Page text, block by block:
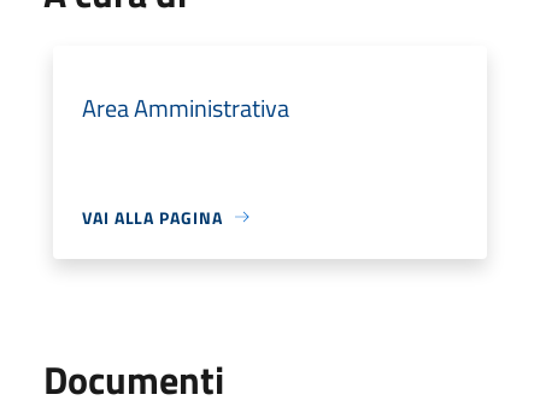
Area Amministrativa
VAI ALLA PAGINA
Documenti